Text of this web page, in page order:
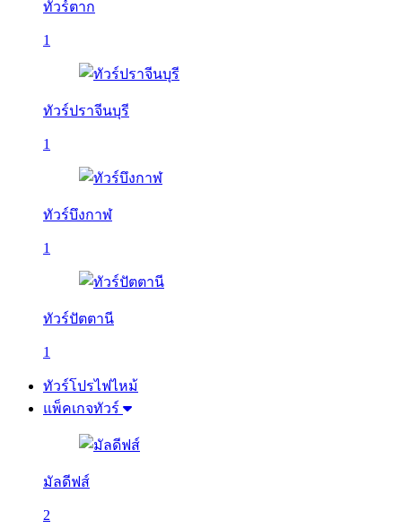
ทัวร์ตาก
1
ทัวร์ปราจีนบุรี
1
ทัวร์บึงกาฬ
1
ทัวร์ปัตตานี
1
ทัวร์โปรไฟไหม้
แพ็คเกจทัวร์
มัลดีฟส์
2